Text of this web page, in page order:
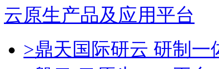
云原生产品及应用平台
>鼎天国际研云 研制